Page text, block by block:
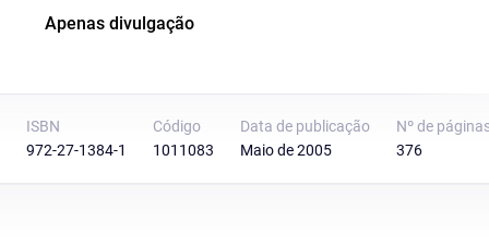
Apenas divulgação
ISBN
972-27-1384-1
Código
1011083
Data de publicação
Maio de 2005
Nº de
376